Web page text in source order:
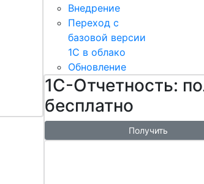
Внедрение
Переход с
базовой версии
1С в облако
Обновление
1С-Отчетность:
бесплатно
Получить